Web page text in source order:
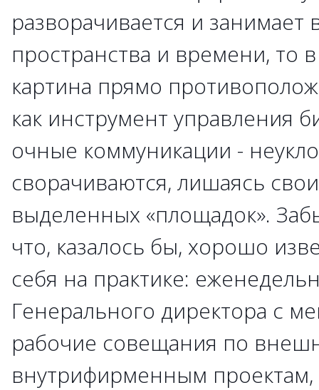
разворачивается и занимает
пространства и времени, то
картина прямо
как инструмент управления
очные коммуникации -
сворачиваются, лишаясь
выделенных «площадок».
что, казалось бы, хорошо
себя на практике:
Генерального директора с
рабочие совещания по
внутрифирменным проектам,